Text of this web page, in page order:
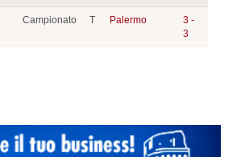
Campionato T Palermo
3 -
3